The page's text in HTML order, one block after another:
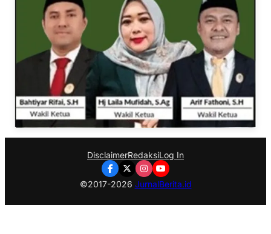
DisclaimerRedaksiLog In
©2017-2026 JurnalBerita.id